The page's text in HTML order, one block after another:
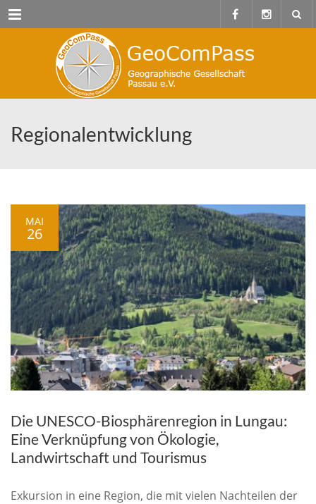
Menu
Regionalentwicklung
MAI
26
Die UNESCO-Biosphärenregion in Lungau:
Eine Verknüpfung von Ökologie,
Landwirtschaft und Tourismus
Exkursion in eine Region, die mit vielen Nachteilen der